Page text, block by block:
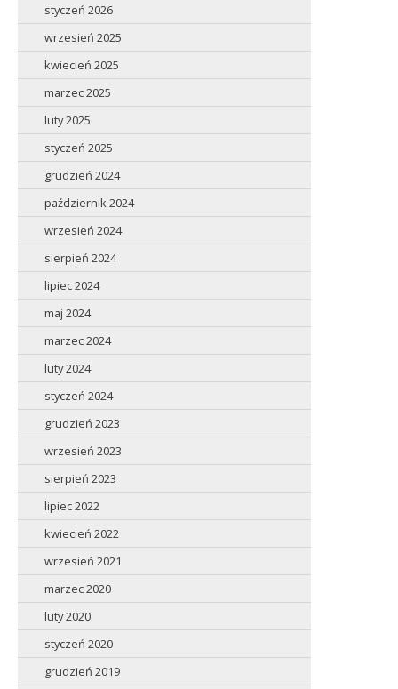
styczeń 2026
wrzesień 2025
kwiecień 2025
marzec 2025
luty 2025
styczeń 2025
grudzień 2024
październik 2024
wrzesień 2024
sierpień 2024
lipiec 2024
maj 2024
marzec 2024
luty 2024
styczeń 2024
grudzień 2023
wrzesień 2023
sierpień 2023
lipiec 2022
kwiecień 2022
wrzesień 2021
marzec 2020
luty 2020
styczeń 2020
grudzień 2019